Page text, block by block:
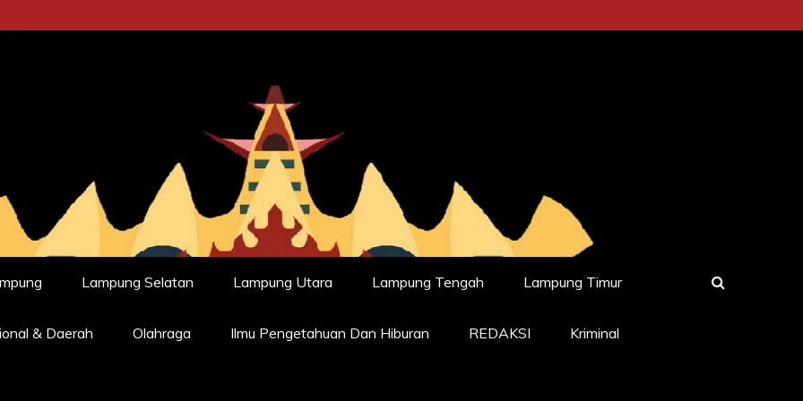
Lampung Selatan Lampung Utara Lampung Tengah Lampung Timur
& Daerah Olahraga Ilmu Pengetahuan Dan Hiburan REDAKSI Kriminal